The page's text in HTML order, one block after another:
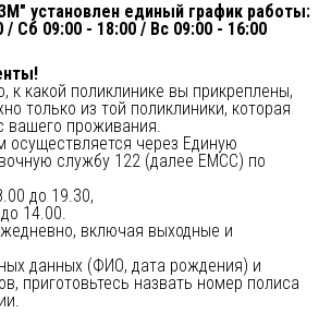
установлен единый график работы:
/ Сб 09:00 - 18:00 / Вс 09:00 - 16:00
к какой поликлинике вы прикреплены,
только из той поликлиники, которая
вашего проживания.
осуществляется через Единую
службу 122 (далее ЕМСС) по
до 19.30,
14.00.
включая выходные и
данных (ФИО, дата рождения) и
приготовьтесь назвать номер полиса